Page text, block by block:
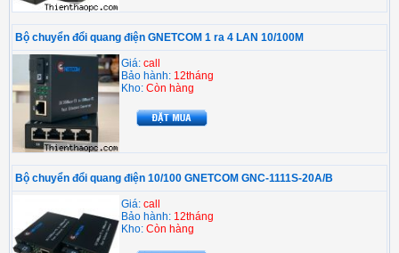
Bộ chuyển đổi quang điện GNETCOM 1 ra 4 LAN 10/100M
Giá: call
Bảo hành: 12tháng
Kho: Còn hàng
Bộ chuyển đổi quang điện 10/100 GNETCOM GNC-1111S-20A/B
Giá: call
Bảo hành: 12tháng
Kho: Còn hàng